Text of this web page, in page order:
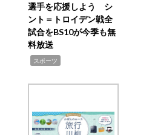
選手を応援しよう シ
ント＝トロイデン戦全
試合をBS10が今季も無
料放送
スポーツ